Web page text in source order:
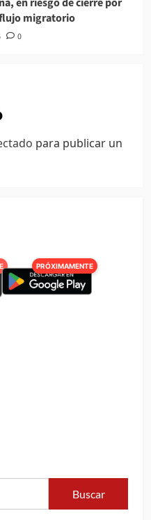
en riesgo de cierre por
migratorio
0
para publicar un
PRÓXIMAMENTE